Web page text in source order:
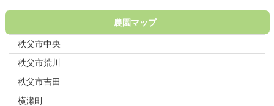
農園マップ
秩父市中央
秩父市荒川
秩父市吉田
横瀬町